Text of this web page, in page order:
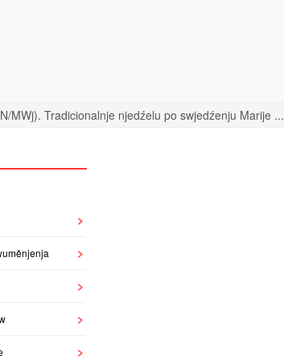
MWj). Tradicionalnje njedźelu po swjedźenju Marije ...